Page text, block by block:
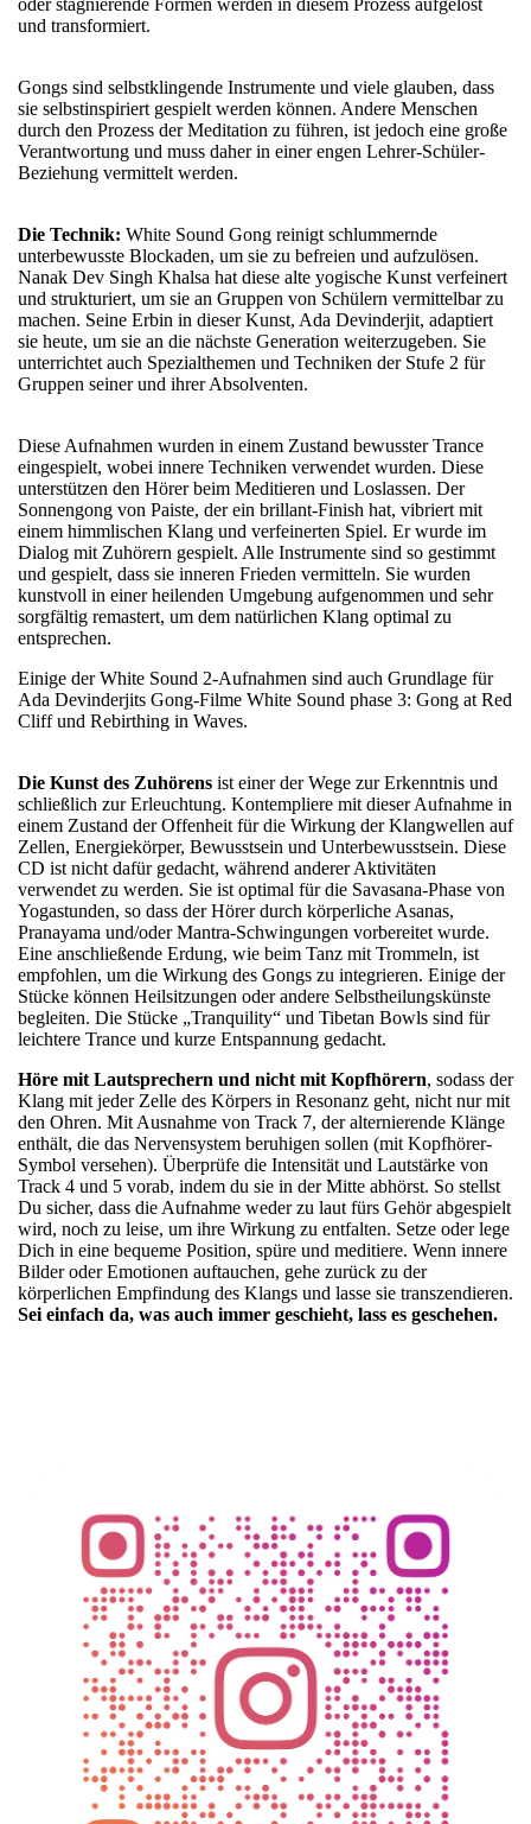
und transformiert.
Gongs sind selbstklingende Instrumente und viele glauben, dass
sie selbstinspiriert gespielt werden können. Andere Menschen
durch den Prozess der Meditation zu führen, ist jedoch eine große
Verantwortung und muss daher in einer engen Lehrer-Schüler-
Beziehung vermittelt werden.
Die Technik: White Sound Gong reinigt schlummernde
unterbewusste Blockaden, um sie zu befreien und aufzulösen.
Nanak Dev Singh Khalsa hat diese alte yogische Kunst verfeinert
und strukturiert, um sie an Gruppen von Schülern vermittelbar zu
machen. Seine Erbin in dieser Kunst, Ada Devinderjit, adaptiert
sie heute, um sie an die nächste Generation weiterzugeben. Sie
unterrichtet auch Spezialthemen und Techniken der Stufe 2 für
Gruppen seiner und ihrer Absolventen.
Diese Aufnahmen wurden in einem Zustand bewusster Trance
eingespielt, wobei innere Techniken verwendet wurden. Diese
unterstützen den Hörer beim Meditieren und Loslassen. Der
Sonnengong von Paiste, der ein brillant-Finish hat, vibriert mit
einem himmlischen Klang und verfeinerten Spiel. Er wurde im
Dialog mit Zuhörern gespielt. Alle Instrumente sind so gestimmt
und gespielt, dass sie inneren Frieden vermitteln. Sie wurden
kunstvoll in einer heilenden Umgebung aufgenommen und sehr
sorgfältig remastert, um dem natürlichen Klang optimal zu
entsprechen.
Einige der White Sound 2-Aufnahmen sind auch Grundlage für
Ada Devinderjits Gong-Filme White Sound phase 3: Gong at Red
Cliff und Rebirthing in Waves.
Die Kunst des Zuhörens ist einer der Wege zur Erkenntnis und
schließlich zur Erleuchtung. Kontempliere mit dieser Aufnahme in
einem Zustand der Offenheit für die Wirkung der Klangwellen auf
Zellen, Energiekörper, Bewusstsein und Unterbewusstsein. Diese
CD ist nicht dafür gedacht, während anderer Aktivitäten
verwendet zu werden. Sie ist optimal für die Savasana-Phase von
Yogastunden, so dass der Hörer durch körperliche Asanas,
Pranayama und/oder Mantra-Schwingungen vorbereitet wurde.
Eine anschließende Erdung, wie beim Tanz mit Trommeln, ist
empfohlen, um die Wirkung des Gongs zu integrieren. Einige der
Stücke können Heilsitzungen oder andere Selbstheilungskünste
begleiten. Die Stücke „Tranquility“ und Tibetan Bowls sind für
leichtere Trance und kurze Entspannung gedacht.
Höre mit Lautsprechern und nicht mit Kopfhörern, sodass der
Klang mit jeder Zelle des Körpers in Resonanz geht, nicht nur mit
den Ohren. Mit Ausnahme von Track 7, der alternierende Klänge
enthält, die das Nervensystem beruhigen sollen (mit Kopfhörer-
Symbol versehen). Überprüfe die Intensität und Lautstärke von
Track 4 und 5 vorab, indem du sie in der Mitte abhörst. So stellst
Du sicher, dass die Aufnahme weder zu laut fürs Gehör abgespielt
wird, noch zu leise, um ihre Wirkung zu entfalten. Setze oder lege
Dich in eine bequeme Position, spüre und meditiere. Wenn innere
Bilder oder Emotionen auftauchen, gehe zurück zu der
körperlichen Empfindung des Klangs und lasse sie transzendieren.
Sei einfach da, was auch immer geschieht, lass es geschehen.